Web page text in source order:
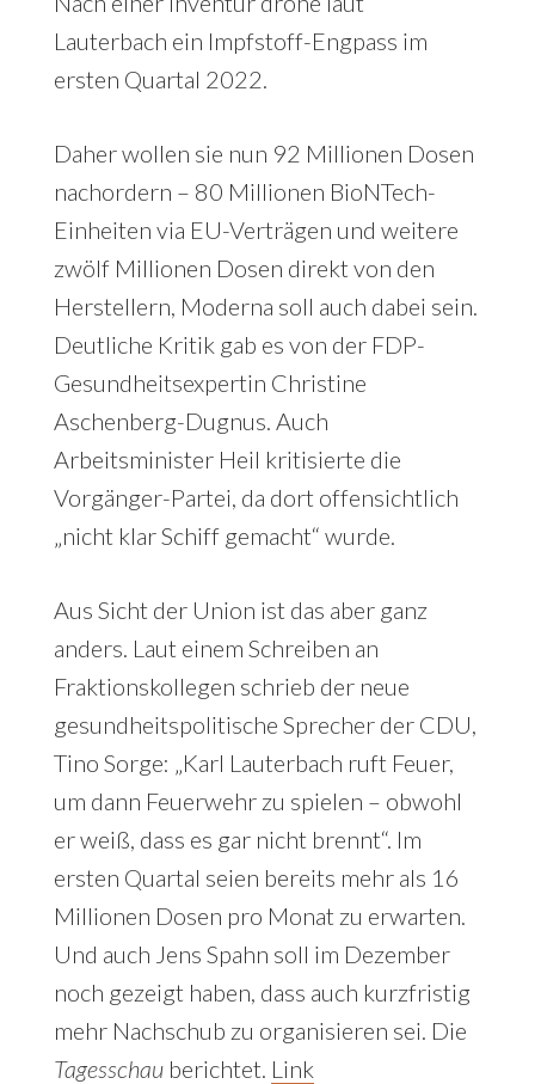
Lauterbach ein Impfstoff-Engpass im
ersten Quartal 2022.
Daher wollen sie nun 92 Millionen Dosen
nachordern – 80 Millionen BioNTech-
Einheiten via EU-Verträgen und weitere
zwölf Millionen Dosen direkt von den
Herstellern, Moderna soll auch dabei sein.
Deutliche Kritik gab es von der FDP-
Gesundheitsexpertin Christine
Aschenberg-Dugnus. Auch
Arbeitsminister Heil kritisierte die
Vorgänger-Partei, da dort offensichtlich
„nicht klar Schiff gemacht“ wurde.
Aus Sicht der Union ist das aber ganz
anders. Laut einem Schreiben an
Fraktionskollegen schrieb der neue
gesundheitspolitische Sprecher der CDU,
Tino Sorge: „Karl Lauterbach ruft Feuer,
um dann Feuerwehr zu spielen – obwohl
er weiß, dass es gar nicht brennt“. Im
ersten Quartal seien bereits mehr als 16
Millionen Dosen pro Monat zu erwarten.
Und auch Jens Spahn soll im Dezember
noch gezeigt haben, dass auch kurzfristig
mehr Nachschub zu organisieren sei. Die
Tagesschauberichtet. Link